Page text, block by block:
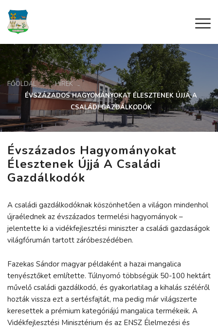
FŐOLDAL
HÍREK
ÉVSZÁZADOS HAGYOMÁNYOKAT ÉLESZTENEK ÚJJÁ A
CSALÁDI GAZDÁLKODÓK
Évszázados Hagyományokat
Élesztenek Újjá A Családi
Gazdálkodók
A családi gazdálkodóknak köszönhetően a világon mindenhol
újraélednek az évszázados termelési hagyományok –
jelentette ki a vidékfejlesztési miniszter a családi gazdaságok
világfórumán tartott záróbeszédében.
Fazekas Sándor magyar példaként a hazai mangalica
tenyésztőket említette. Túlnyomó többségük 50-100 hektárt
művelő családi gazdálkodó, és gyakorlatilag a kihalás széléről
hozták vissza ezt a sertésfajtát, ma pedig már világszerte
keresettek a prémium kategóriájú mangalica termékeik. A
Vidékfejlesztési Minisztérium és az ENSZ Élelmezési és